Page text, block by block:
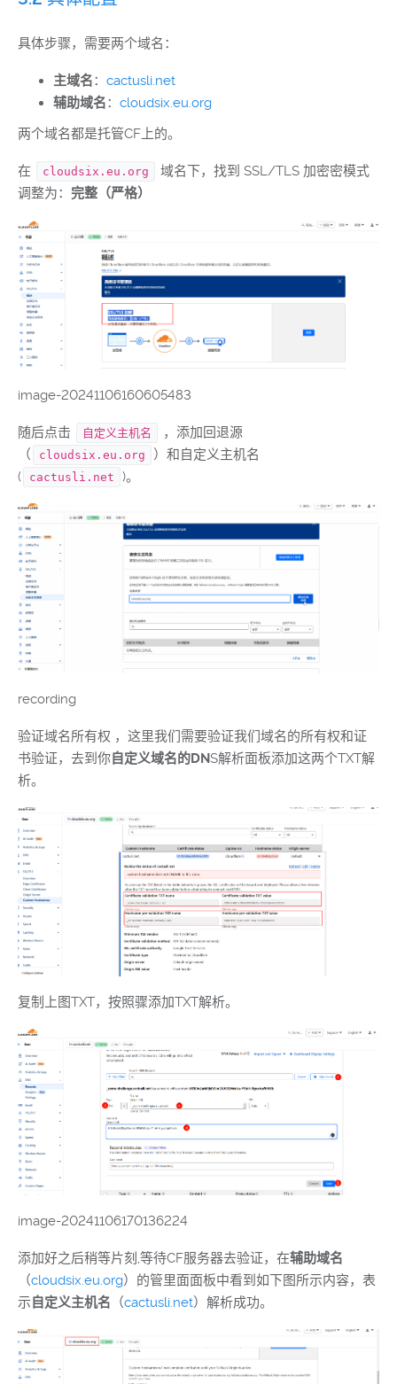
具体步骤，需要两个域名：
主域名： cactusli.net
辅助域名： cloudsix.eu.org
两个域名都是托管CF上的。
在 cloudsix.eu.org
域名下，找到 SSL/TLS 加密密模式
调整为： 完整（严格）
image-20241106160605483
随后点击 自定义主机名
，添加回退源
（
cloudsix.eu.org
）和自定义主机名
(
cactusli.net )。
recording
验证域名所有权 ，这里我们需要验证我们域名的所有权和证
书验证，去到你自定义域名的DNS解析面板添加这两个TXT解
析。
复制上图TXT，按照骤添加TXT解析。
image-20241106170136224
添加好之后稍等片刻,等待CF服务器去验证，在辅助域名
（cloudsix.eu.org）的管里面面板中看到如下图所示内容，表
示自定义主机名 （cactusli.net）解析成功。